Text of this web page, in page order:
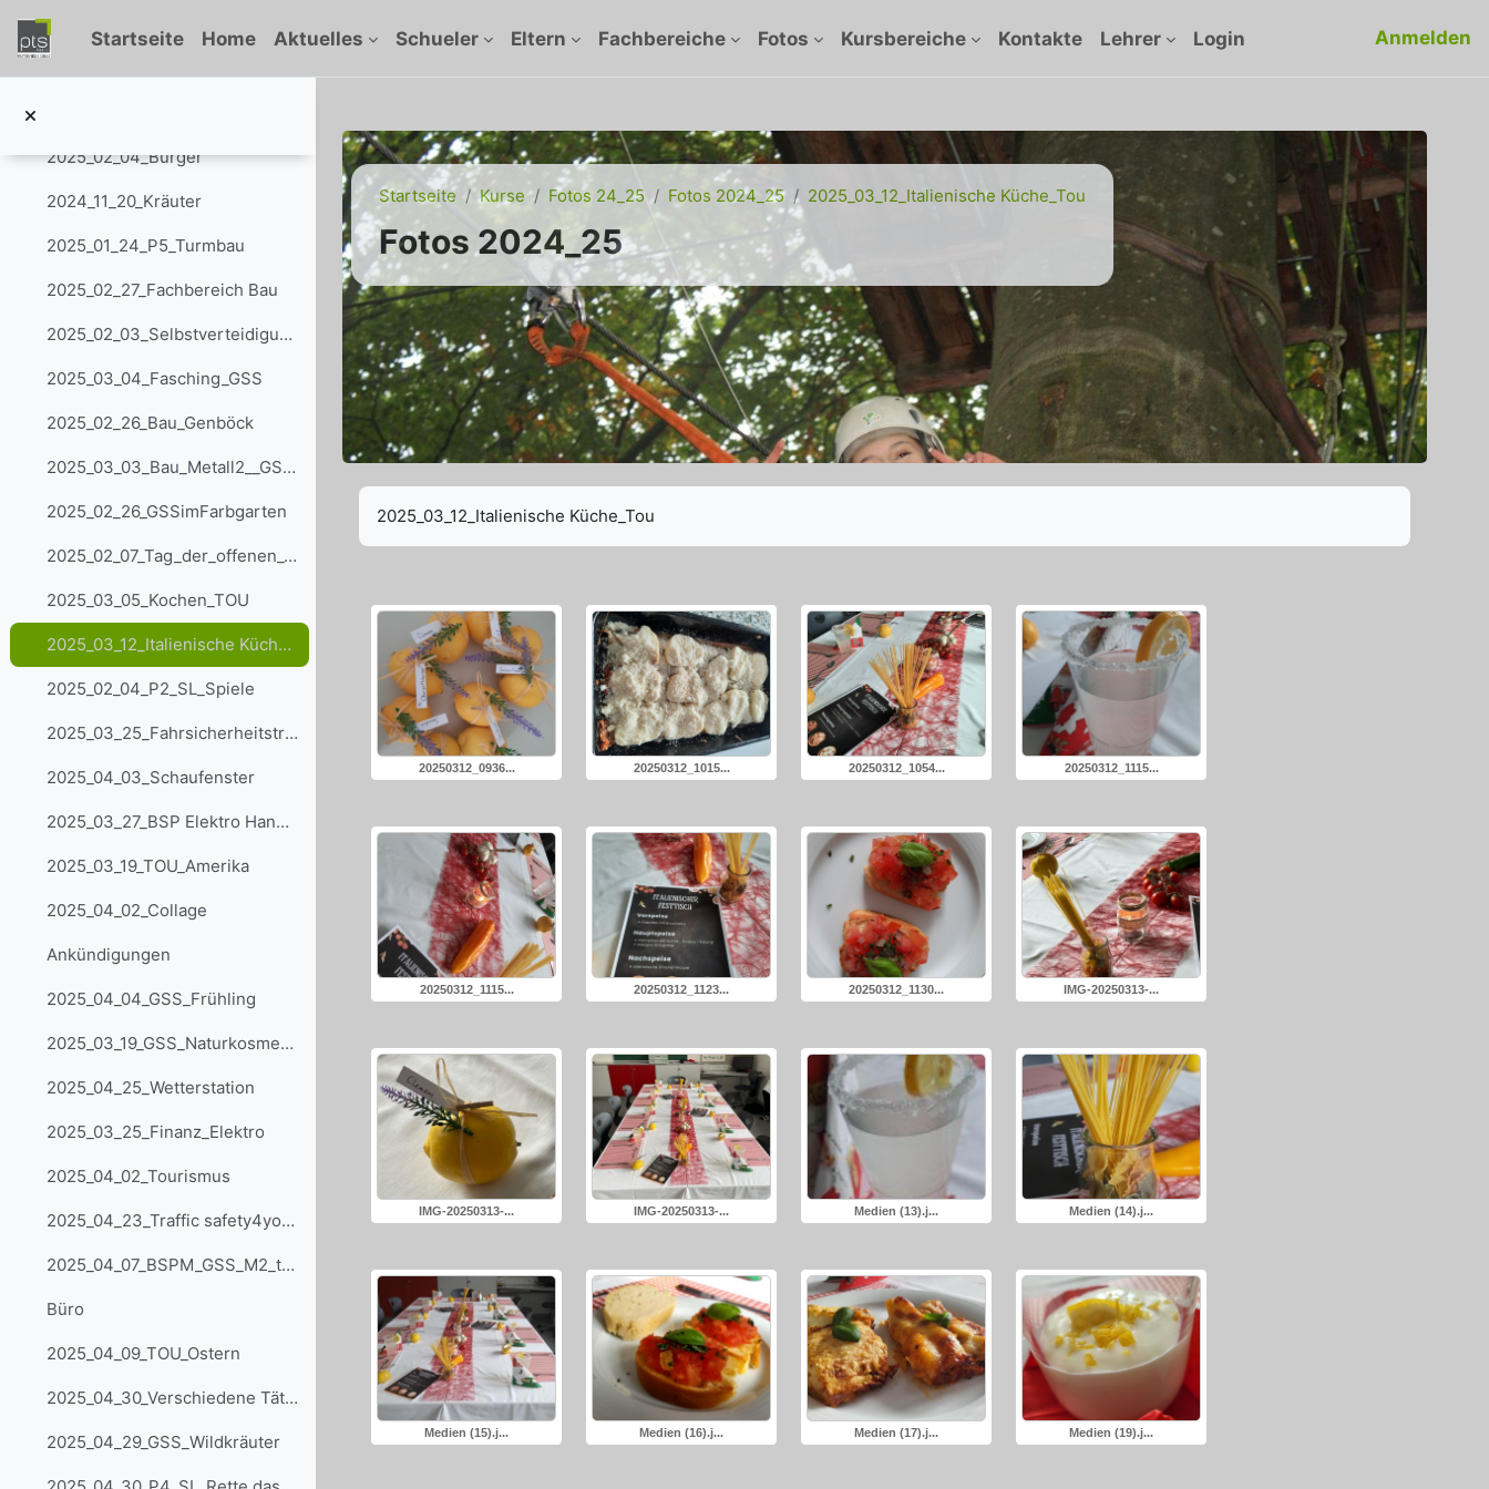
Startseite Home Aktuelles Schueler Eltern Fachbereiche Fotos Kursbereiche Kontakte Lehrer Login Anmelden
2025_01_22_GSS_Schönheit
2025_02_04_Burger
2024_11_20_Kräuter
2025_01_24_P5_Turmbau
2025_02_27_Fachbereich Bau
2025_02_03_Selbstverteidigung_GSS_Metall2
2025_03_04_Fasching_GSS
2025_02_26_Bau_Genböck
2025_03_03_Bau_Metall2__GSS_Football
2025_02_26_GSSimFarbgarten
2025_02_07_Tag_der_offenen_Tür
2025_03_05_Kochen_TOU
2025_03_12_Italienische Küche_Tou
2025_02_04_P2_SL_Spiele
2025_03_25_Fahrsicherheitstraining P2
2025_04_03_Schaufenster
2025_03_27_BSP Elektro Handel Football
2025_03_19_TOU_Amerika
2025_04_02_Collage
Ankündigungen
2025_04_04_GSS_Frühling
2025_03_19_GSS_Naturkosmetik
2025_04_25_Wetterstation
2025_03_25_Finanz_Elektro
2025_04_02_Tourismus
2025_04_23_Traffic safety4you_GSS
2025_04_07_BSPM_GSS_M2_trationeller Tanz
Büro
2025_04_09_TOU_Ostern
2025_04_30_Verschiedene Tätigkeiten
2025_04_29_GSS_Wildkräuter
Startseite Kurse Fotos 24_25 Fotos 2024_25 2025_03_12_Italienische Küche_Tou
Fotos 2024_25
2025_03_12_Italienische Küche_Tou
20250312_0936... 20250312_1015... 20250312_1054... 20250312_1115...
20250312_1115... 20250312_1123... 20250312_1130... IMG-20250313-...
IMG-20250313-... IMG-20250313-... Medien (13).j... Medien (14).j...
Medien (15).j... Medien (16).j... Medien (17).j... Medien (19).j...